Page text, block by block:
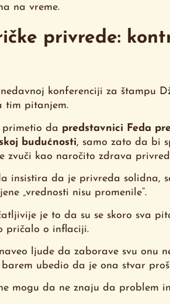
na vreme.
privrede:
konferenciji za štampu
tim pitanjem.
primetio da predstavnici Feda
budućnosti, samo zato da bi
zvuči kao naročito zdrava
insistira da je privreda solidna,
„vrednosti nisu promenile“.
je to da su se skoro sva
pričalo o inflaciji.
ljude da zaborave svu onu
ubedio da je ona stvar
mogu da ne znaju da problem